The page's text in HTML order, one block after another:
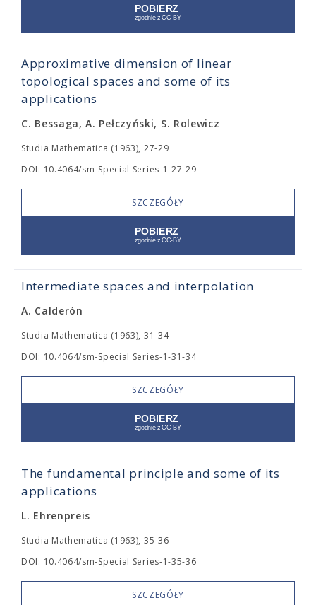
Approximative dimension of linear
topological spaces and some of its
applications
C. Bessaga, A. Pełczyński, S. Rolewicz
Studia Mathematica (1963), 27-29
DOI: 10.4064/sm-Special Series-1-27-29
SZCZEGÓŁY
Intermediate spaces and interpolation
A. Calderón
Studia Mathematica (1963), 31-34
DOI: 10.4064/sm-Special Series-1-31-34
SZCZEGÓŁY
The fundamental principle and some of its
applications
L. Ehrenpreis
Studia Mathematica (1963), 35-36
DOI: 10.4064/sm-Special Series-1-35-36
SZCZEGÓŁY